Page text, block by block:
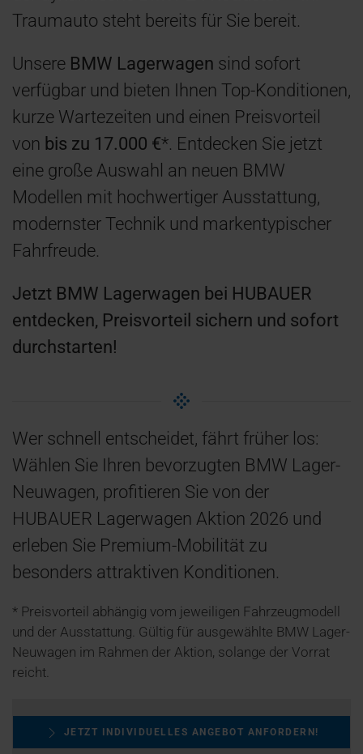
Traumauto steht bereits für Sie bereit.
Unsere BMW Lagerwagen sind sofort
verfügbar und bieten Ihnen Top-Konditionen,
kurze Wartezeiten und einen Preisvorteil
von bis zu 17.000 €*. Entdecken Sie jetzt
eine große Auswahl an neuen BMW
Modellen mit hochwertiger Ausstattung,
modernster Technik und markentypischer
Fahrfreude.
Jetzt BMW Lagerwagen bei HUBAUER
entdecken, Preisvorteil sichern und sofort
durchstarten!
Wer schnell entscheidet, fährt früher los:
Wählen Sie Ihren bevorzugten BMW Lager-
Neuwagen, profitieren Sie von der
HUBAUER Lagerwagen Aktion 2026 und
erleben Sie Premium-Mobilität zu
besonders attraktiven Konditionen.
* Preisvorteil abhängig vom jeweiligen Fahrzeugmodell
und der Ausstattung. Gültig für ausgewählte BMW Lager-
Neuwagen im Rahmen der Aktion, solange der Vorrat
reicht.
JETZT INDIVIDUELLES ANGEBOT ANFORDERN!